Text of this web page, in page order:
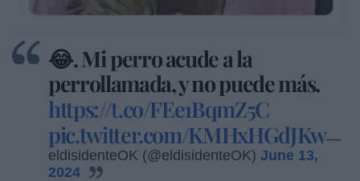
😂. Mi perro acude a la
perrollamada, y no puede más.
https://t.co/FEe1BqmZ5C
pic.twitter.com/KMHxHGdJKw—
eldisidenteOK (@eldisidenteOK) June 13,
2024